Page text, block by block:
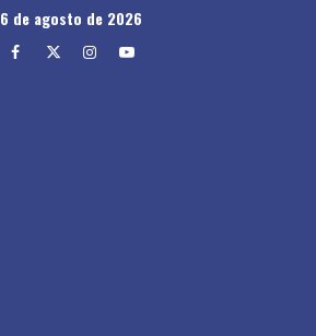
6 de agosto de 2026
Facebook
TwitterInstagram
Youtube